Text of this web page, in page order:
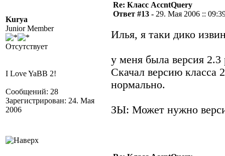
Kurya
Junior Member
Отсутствует
I Love YaBB 2!
Сообщений: 28
Зарегистрирован: 24. Мая
2006
Re: Класс AccntQuery
Ответ #13 - 29. Мая 2006 ::
Илья, я таки дико
у меня была версия 2.3
Скачал версию класса
нормально.
ЗЫ: Может нужно